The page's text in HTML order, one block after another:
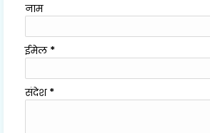
नाम
ईमेल *
संदेश *